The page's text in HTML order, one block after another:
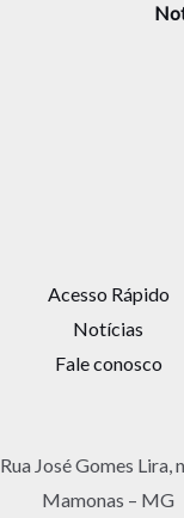
Acesso Rápido
Notícias
Fale conosco
Rua José Gomes Lira,
Mamonas – MG